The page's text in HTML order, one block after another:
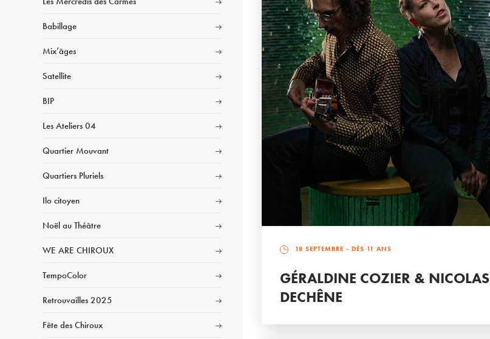
Babillage
Mix’âges
Satellite
BIP
Les Ateliers 04
Quartier Mouvant
Quartiers Pluriels
Ilo citoyen
Noël au Théâtre
WE ARE CHIROUX
TempoColor
Retrouvailles 2025
Fête des Chiroux
18 SEPTEMBRE - DÈS 11 ANS
GÉRALDINE COZIER & NICOLAS
DECHÊNE